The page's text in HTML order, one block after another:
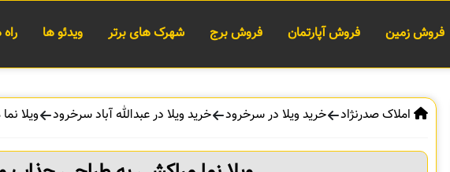
فروش زمین فروش آپارتمان فروش برج شهرک های برتر ویدئو ها
املاک صدرنژاد خرید ویلا در سرخرود خرید ویلا در عبدالله آباد سرخرود ویلا